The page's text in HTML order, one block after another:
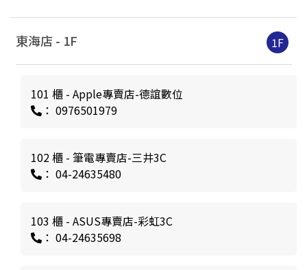
東海店 - 1F 1F
101 櫃 - Apple專賣店-德誼數位
： 0976501979
102 櫃 - 筆電專賣店-三井3C
： 04-24635480
103 櫃 - ASUS專賣店-彩虹3C
： 04-24635698